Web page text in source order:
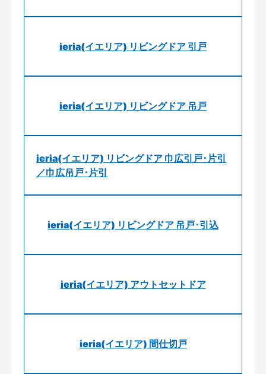
ieria(イエリア) リビングドア 引戸
ieria(イエリア) リビングドア 吊戸
ieria(イエリア) リビングドア 巾広引戸･片引
／巾広吊戸･片引
ieria(イエリア) リビングドア 吊戸･引込
ieria(イエリア) アウトセットドア
ieria(イエリア) 間仕切戸